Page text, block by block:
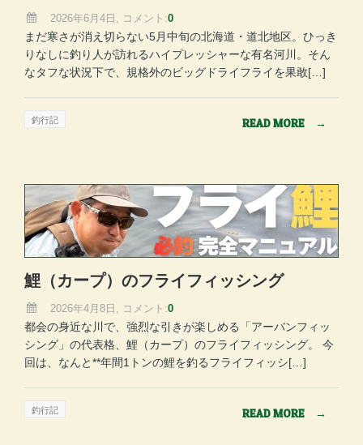
2026年6月4日, コメント:0
まだ寒さが消え切らない5月中旬の北海道・道北地区。ひっき
りなしに釣り人が訪れるハイプレッシャーな有名河川。そん
なタフな状況下で、規格外のビッグドライフライを果敢[…]
釣行記 READ MORE →
鯉（カープ）のフライフィッシング
2026年4月8日, コメント:0
都会の身近な川で、強烈な引きが楽しめる「アーバンフィッ
シング」の代表格、鯉（カープ）のフライフィッシング。 今
回は、なんと**年間1トンの鯉を釣るフライフィッシ[…]
釣行記 READ MORE →